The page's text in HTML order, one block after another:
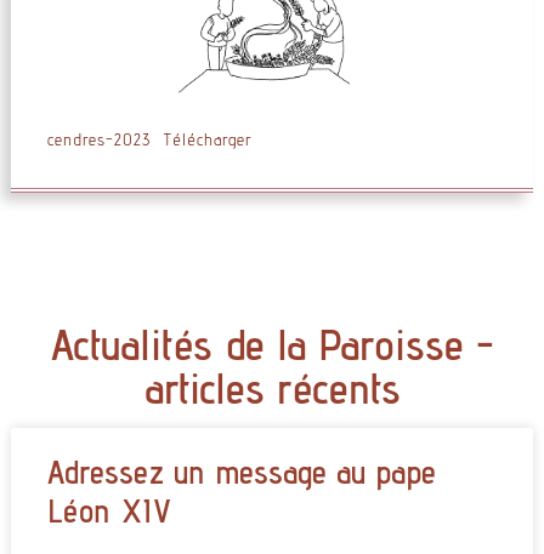
cendres-2023 Télécharger
Actualités de la Paroisse -
articles récents
Adressez un message au pape
Léon XIV